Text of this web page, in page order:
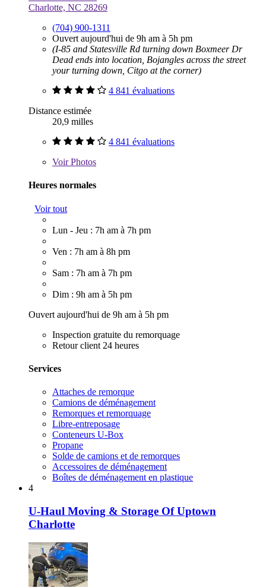
Charlotte, NC 28269
(704) 900-1311
Ouvert aujourd'hui de 9h am à 5h pm
(I-85 and Statesville Rd turning down Boxmeer Dr
Dead ends into location, Bojangles across the street
your turning down, Citgo at the corner)
4 841 évaluations
Distance estimée
20,9 milles
4 841 évaluations
VoirPhotos
Heures normales
Voir tout
Lun - Jeu : 7h am à 7h pm
Ven : 7h am à 8h pm
Sam : 7h am à 7h pm
Dim : 9h am à 5h pm
Ouvert aujourd'hui de 9h am à 5h pm
Inspection gratuite du remorquage
Retour client 24 heures
Services
Attaches de remorque
Camions de déménagement
Remorques et remorquage
Libre-entreposage
Conteneurs U-Box
Propane
Solde de camions et de remorques
Accessoires de déménagement
Boîtes de déménagement en plastique
4
U-Haul Moving & Storage Of Uptown
Charlotte